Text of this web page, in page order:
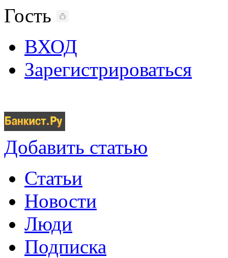
Гость
ВХОД
Зарегистрироваться
Добавить статью
Статьи
Новости
Люди
Подписка